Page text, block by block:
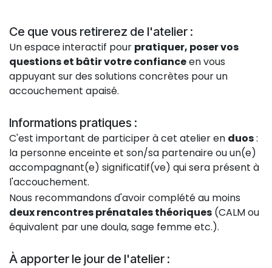
Ce que vous retirerez de l'atelier :
Un espace interactif pour pratiquer, poser vos
questions et bâtir votre confianceen vous
appuyant sur des solutions concrètes pour un
accouchement apaisé.
Informations pratiques :
C'est important de participer à cet atelier en duos:
la personne enceinte et son/sa partenaire ou un(e)
accompagnant(e) significatif(ve) qui sera présent à
l'accouchement.
Nous recommandons d'avoir complété au moins
deux rencontres prénatales théoriques (CALM ou
équivalent par une doula, sage femme etc.).
À apporter le jour de l'atelier :